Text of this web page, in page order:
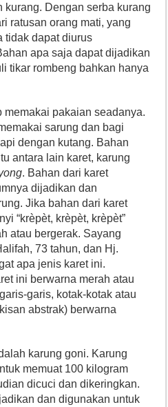
kurang. Dengan serba kurang
ratusan orang mati, yang
tidak dapat diurus
apa saja dapat dijadikan
tikar rombeng bahkan hanya
memakai pakaian seadanya.
sarung dan bagi
dengan kutang. Bahan
antara lain karet, karung
. Bahan dari karet
dijadikan dan
Jika bahan dari karet
“krèpèt, krèpèt, krèpèt”
atau bergerak. Sayang
73 tahun, dan Hj.
apa jenis karet ini.
ini berwarna merah atau
garis, kotak-kotak atau
abstrak) berwarna
karung goni. Karung
memuat 100 kilogram
dicuci dan dikeringkan.
dan digunakan untuk